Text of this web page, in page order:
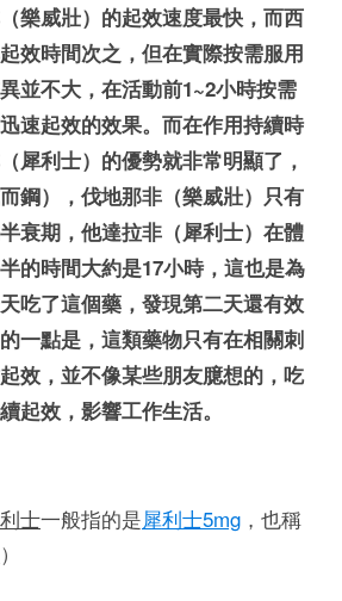
樂威壯）的起效速度最快，而西
效時間次之，但在實際按需服用
並不大，在活動前1~2小時按需
速起效的效果。而在作用持續時
犀利士）的優勢就非常明顯了，
鋼），伐地那非（樂威壯）只有
衰期，他達拉非（犀利士）在體
的時間大約是17小時，這也是為
吃了這個藥，發現第二天還有效
一點是，這類藥物只有在相關刺
效，並不像某些朋友臆想的，吃
起效，影響工作生活。
士一般指的是犀利士5mg ，也稱
）